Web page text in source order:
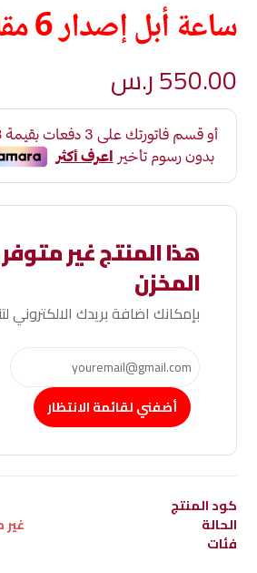
ساعة أبل إصدار 6 مقاس 40
550.00ر.س
هذا المنتج غير
المخزن
بإمكانك اضافة بريدك الالكتروني
أضفني لقائمة الانتظار
كود المنتج
الحالة
فئات